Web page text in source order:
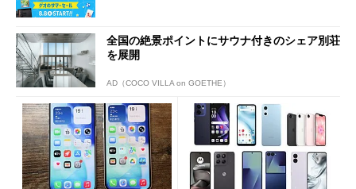
全国の絶景ポイントにサウナ付きのシェア別荘
を展開
AD（COCO VILLA on GOETHE）